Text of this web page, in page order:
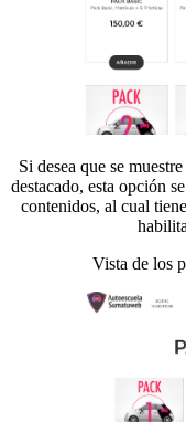
Si desea que se
destacado, esta opción
contenidos, al cual
Vista de los